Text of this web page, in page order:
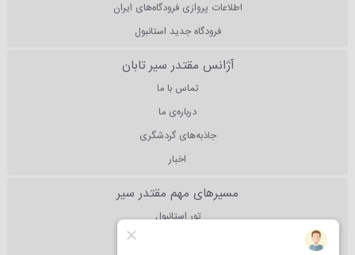
اطلاعات پروازی فرودگاه‌های ایران
فرودگاه جدید استانبول
آژانس مقتدر سیر تابان
تماس با ما
درباره‌ی ما
جاذبه‌های گردشگری
اخبار
مسیرهای مهم مقتدر سیر
تور استانبول